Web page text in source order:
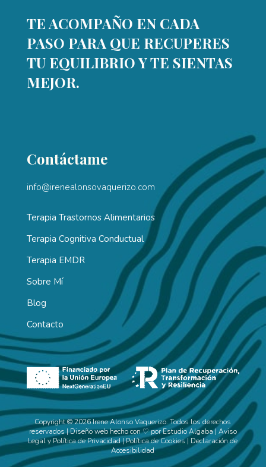
TE ACOMPAÑO EN CADA
PASO PARA QUE RECUPERES
TU EQUILIBRIO Y TE SIENTAS
MEJOR.
Contáctame
info@irenealonsovaquerizo.com
Terapia Trastornos Alimentarios
Terapia Cognitiva Conductual
Terapia EMDR
Sobre Mí
Blog
Contacto
Copyright © 2026 Irene Alonso Vaquerizo. Todos los derechos
reservados | Diseño web hecho con ♡ porEstudio Algaba| Aviso
Legal y Política de Privacidad|Política de Cookies| Declaración de
Accesibilidad